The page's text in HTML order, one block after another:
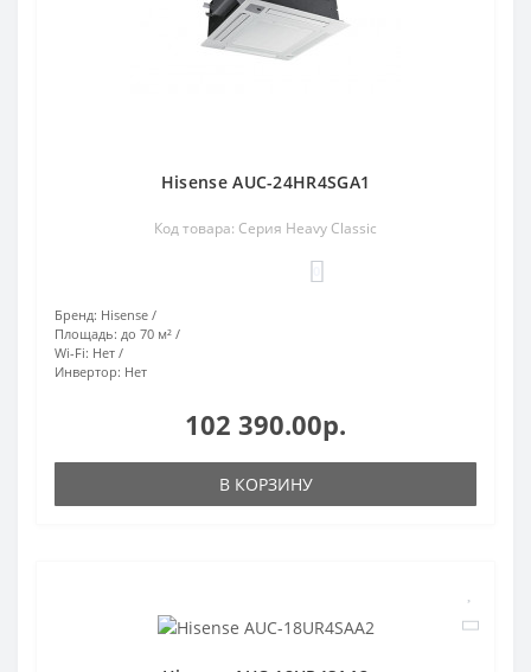
Hisense AUC-24HR4SGA1
Код товара: Серия Heavy Classic
Бренд: Hisense
Площадь: до 70 м²
Wi-Fi: Нет
Инвертор: Нет
102 390.00р.
В КОРЗИНУ